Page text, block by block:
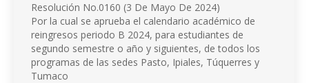
Resolución No.0160 (3 De Mayo De 2024)
Por la cual se aprueba el calendario académico de
reingresos periodo B 2024, para estudiantes de
segundo semestre o año y siguientes, de todos los
programas de las sedes Pasto, Ipiales, Túquerres y
Tumaco